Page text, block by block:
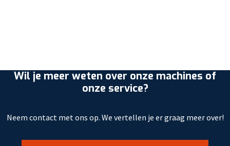
Wil je meer weten over onze machines of
onze service?
Neem contact met ons op. We vertellen je er graag meer over!